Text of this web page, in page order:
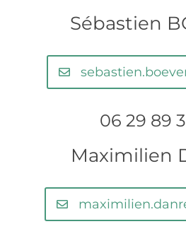
Sébastien
06 29 89
Maximilien